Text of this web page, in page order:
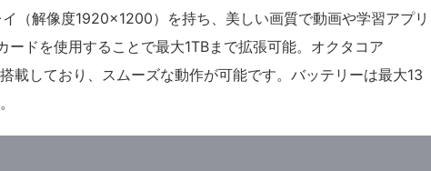
（解像度1920×1200）を持ち、美しい画質で動画や学習アプリ
ドを使用することで最大1TBまで拡張可能。オクタコア
しており、スムーズな動作が可能です。バッテリーは最大13